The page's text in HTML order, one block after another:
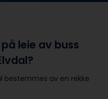
leie av buss
bestemmes av en rekke